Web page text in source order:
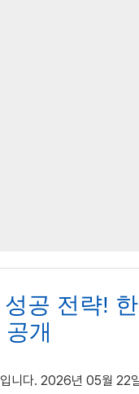
공 전략!
개
니다. 2026년 05월 22